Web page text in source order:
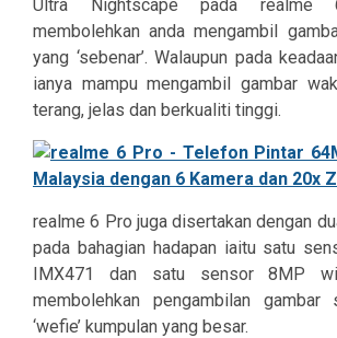
Ultra Nightscape pada
membolehkan anda mengambil
yang ‘sebenar’. Walaupun pada
ianya mampu mengambil gambar
terang, jelas dan berkualiti tinggi.
realme 6 Pro juga disertakan dengan
pada bahagian hadapan iaitu satu
IMX471 dan satu sensor 8MP
membolehkan pengambilan gambar
‘wefie’ kumpulan yang besar.